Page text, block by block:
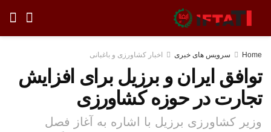
Home سرویس های خبری اخبار کشاورزی و باغبانی
توافق ایران و برزیل برای افزایش
تجارت در حوزه کشاورزی
وزیر کشاورزی برزیل با اشاره به آغاز فصل